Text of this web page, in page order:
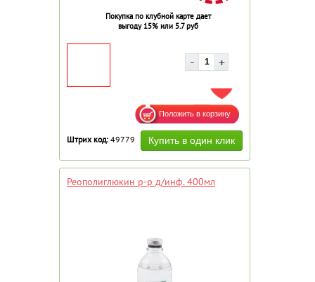
Покупка по клубной карте дает
выгоду 15% или 5.7 руб
ДОБАВИТЬ В ИЗБРАННОЕ
Штрих код: 49779
Реополиглюкин р-р д/инф. 400мл